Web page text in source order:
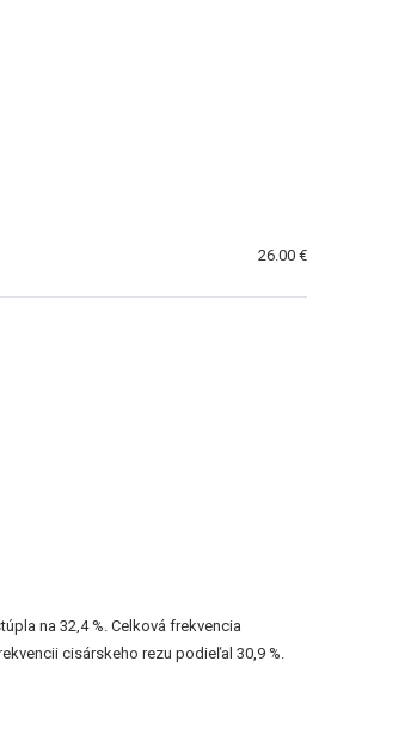
26.00 €
na 32,4 %. Celková frekvencia
cisárskeho rezu podieľal 30,9 %.